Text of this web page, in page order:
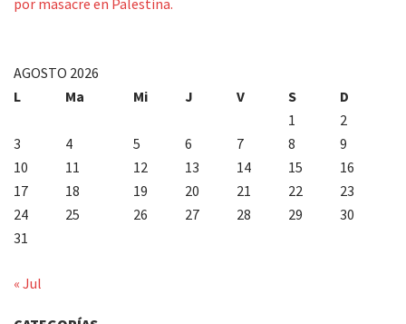
AGOSTO 2026
L
Ma Mi J V S
D
1
2
3
4 5 6 7 8
9
10
11 12 13 14 15
16
17
18 19 20 21 22
23
24
25 26 27 28 29
30
31
« Jul